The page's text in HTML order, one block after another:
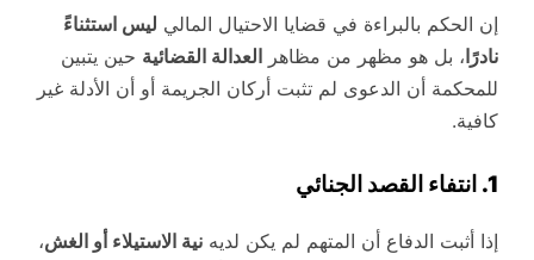
إن الحكم بالبراءة في قضايا الاحتيال المالي ليس استثناءً
نادرًا، بل هو مظهر من مظاهر العدالة القضائية حين يتبين
للمحكمة أن الدعوى لم تثبت أركان الجريمة أو أن الأدلة غير
كافية.
1. انتفاء القصد الجنائي
إذا أثبت الدفاع أن المتهم لم يكن لديه نية الاستيلاء أو الغش،